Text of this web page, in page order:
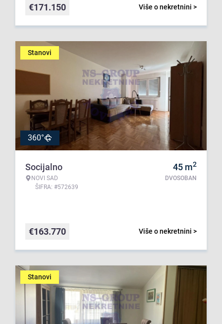
Više o nekretnini >
€171.150
Stanovi
360°
Socijalno
NOVI SAD
ŠIFRA: #572639
45 m2
DVOSOBAN
Više o nekretnini >
€163.770
Stanovi